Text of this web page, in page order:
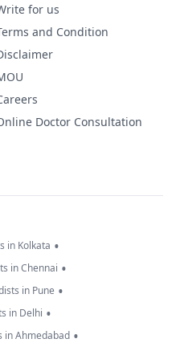
for us
and Condition
Doctor Consultation
in Kolkata •
in Chennai •
in Pune •
in Delhi •
in Ahmedabad •